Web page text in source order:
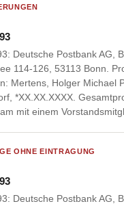
Deutsche Postbank AG,
114-126, 53113 Bonn.
Mertens, Holger Michael
*XX.XX.XXXX.
mit einem
OHNE EINTRAGUNG
Deutsche Postbank AG,